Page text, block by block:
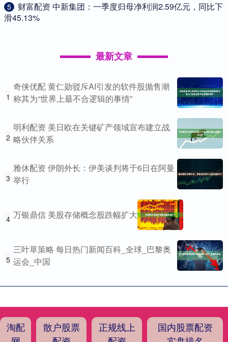
5
​财富配资 中新集团：一季度归母净利润2.59亿元，同比下
滑45.13%
最新文章
1
奇侠优配 黄仁勋驳斥AI引发的软件股抛售潮
称其为“世界上最不合逻辑的事情”
2
明利配资 美日欧在关键矿产领域宣布建立战
略伙伴关系
3
雅休配资 伊朗外长：伊美谈判将于6日在阿曼
举行
4 万银鼎信 美股存储概念股跌幅扩大
5
三叶草策略 每日热门新闻百科_全球_巴黎奥
运会_中国
淘配
散户股票
正规线上
国内股票配资